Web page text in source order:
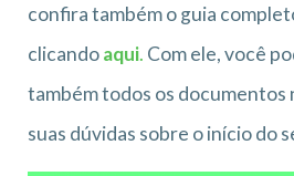
confira também o guia
clicandoaqui. Com ele, você
também todos os documentos
suas dúvidas sobre o início do